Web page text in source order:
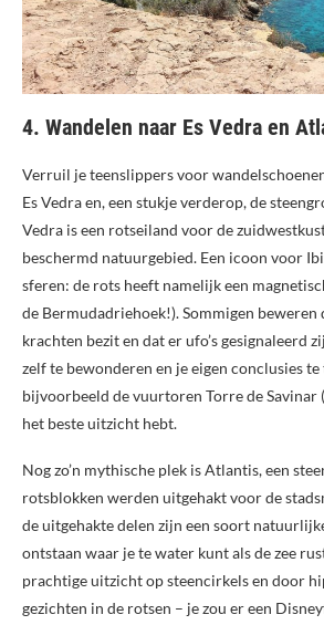
4. Wandelen naar Es Vedra en
Verruil je teenslippers voor
Es Vedra en, een stukje verderop, de
Vedra is een rotseiland voor de
beschermd natuurgebied. Een icoon voor
sferen: de rots heeft namelijk een
de Bermudadriehoek!). Sommigen beweren
krachten bezit en dat er ufo’s gesignaleerd
zelf te bewonderen en je eigen conclusies
bijvoorbeeld de vuurtoren Torre de Savinar
het beste uitzicht hebt.
Nog zo’n mythische plek is Atlantis, een
rotsblokken werden uitgehakt voor de
de uitgehakte delen zijn een soort
ontstaan waar je te water kunt als de zee
prachtige uitzicht op steencirkels en door
gezichten in de rotsen – je zou er een